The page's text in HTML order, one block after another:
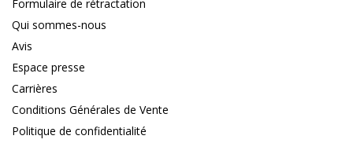
Formulaire de rétractation
Qui sommes-nous
Avis
Espace presse
Carrières
Conditions Générales de Vente
Politique de confidentialité